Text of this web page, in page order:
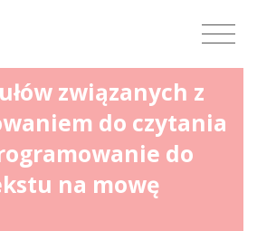
związanych z
do czytania
do
na mowę